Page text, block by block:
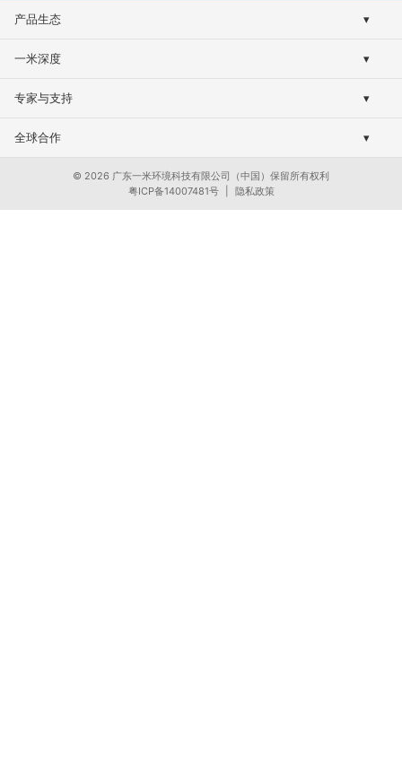
产品生态 ▾
滤芯与配件
一米深度 ▾
权威认证与合规
专家与支持 ▾
全球合作 ▾
© 2026 广东一米环境科技有限公司（中国）保留所有权利
粤ICP备14007481号
隐私政策